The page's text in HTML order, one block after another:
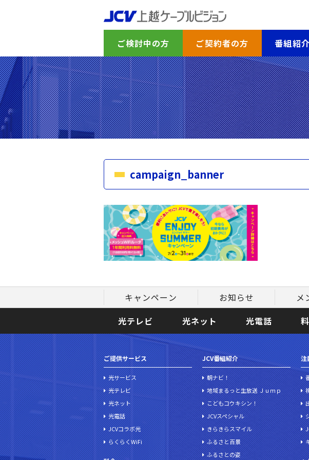
ご検討中の方 ご契約者の方 番組紹介
campaign_banner
キャンペーン お知らせ メ
光テレビ
光ネット 光電話
ご提供サービス
光サービス
光テレビ
光ネット
光電話
JCVコラボ光
らくらくWiFi
JCV番組紹介
朝ナビ！
地域まるっと生放送 Ｊｕｍｐ
こどもコウキシン！
JCVスペシャル
きらきらスマイル
ふるさと百景
ふるさとの姿
注